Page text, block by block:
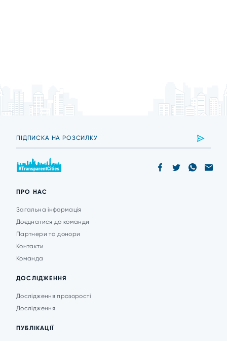
ПРО НАС
Загальна інформація
Доєднатися до команди
Партнери та донори
Контакти
Команда
ДОСЛІДЖЕННЯ
Дослідження прозорості
Дослідження
ПУБЛІКАЦІЇ